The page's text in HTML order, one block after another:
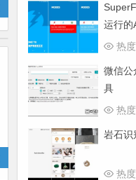
运行的
热
微信公
具
热
岩石识
热